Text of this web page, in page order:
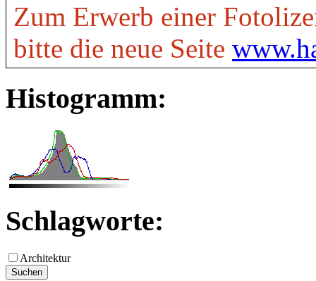
Zum Erwerb einer
bitte die neue Seite
Histogramm:
Schlagworte:
Architektur